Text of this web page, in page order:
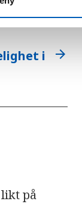
i
arrow_forward
på